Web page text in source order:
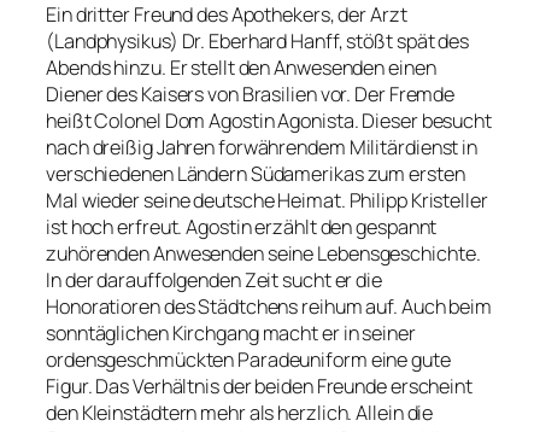
Ein dritter Freund des Apothekers, der Arzt
(Landphysikus) Dr. Eberhard Hanff, stößt spät des
Abends hinzu. Er stellt den Anwesenden einen
Diener des Kaisers von Brasilien vor. Der Fremde
heißt Colonel Dom Agostin Agonista. Dieser besucht
nach dreißig Jahren forwährendem Militärdienst in
verschiedenen Ländern Südamerikas zum ersten
Mal wieder seine deutsche Heimat. Philipp Kristeller
ist hoch erfreut. Agostin erzählt den gespannt
zuhörenden Anwesenden seine Lebensgeschichte.
In der darauffolgenden Zeit sucht er die
Honoratioren des Städtchens reihum auf. Auch beim
sonntäglichen Kirchgang macht er in seiner
ordensgeschmückten Paradeuniform eine gute
Figur. Das Verhältnis der beiden Freunde erscheint
den Kleinstädtern mehr als herzlich. Allein die